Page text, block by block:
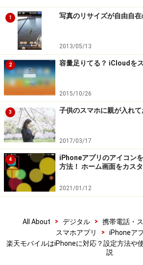
物理SIM（nano SIM）はコチラ
eSIMはコチラ
eSIMの場合、開通手続きは利用した
末で行ってください。
信プランを追加する際のQRコード（
のQRコードとは別）はカメラからの
いので、別の端末で表示させる必要が
物理SIMかeSIMかどちらに
申込みの際にSIMカードのタイプを
らにしたらいいかはよく利用する場
楽天モバイルの料金プラン「
天回線に接続している場合はデータ
1 写真のリサイズが自由自
2013/05/13
2 容量足りてる？ iCloudを
2015/10/26
3 子供のスマホに親が入れ
2017/03/17
4
iPhoneアプリのアイコン
方法！ ホーム画面をカス
2021/01/12
All About > デジタル > 携帯電話・
スマホアプリ
> iPhoneア
楽天モバイルはiPhoneに対応？設定方法や
説